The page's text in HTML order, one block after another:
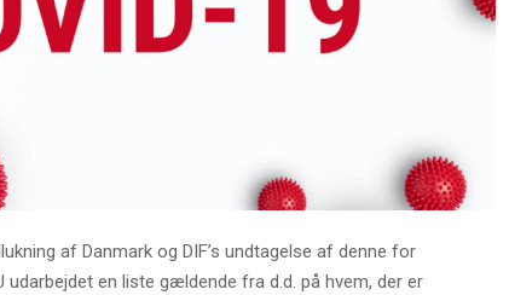
af Danmark og DIF’s undtagelse af denne for
en liste gældende fra d.d. på hvem, der er